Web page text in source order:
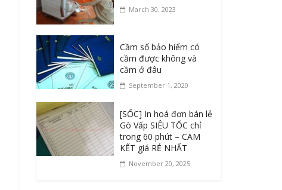
March 30, 2023
Cầm sổ bảo hiểm có
cầm được không và
cầm ở đâu
September 1, 2020
[SỐC] In hoá đơn bán lẻ
Gò Vấp SIÊU TỐC chỉ
trong 60 phút – CAM
KẾT giá RẺ NHẤT
November 20, 2025